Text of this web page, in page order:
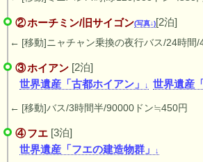
ホーチミン/旧サイゴン(写真↓)[2泊]
[移動]ニャチャン乗換の夜行バス/24時間
ホイアン [2泊]
世界遺産「古都ホイアン」
世界遺産
[移動]バス/3時間半/90000ドン≒450円
フエ [3泊]
世界遺産「フエの建造物群」